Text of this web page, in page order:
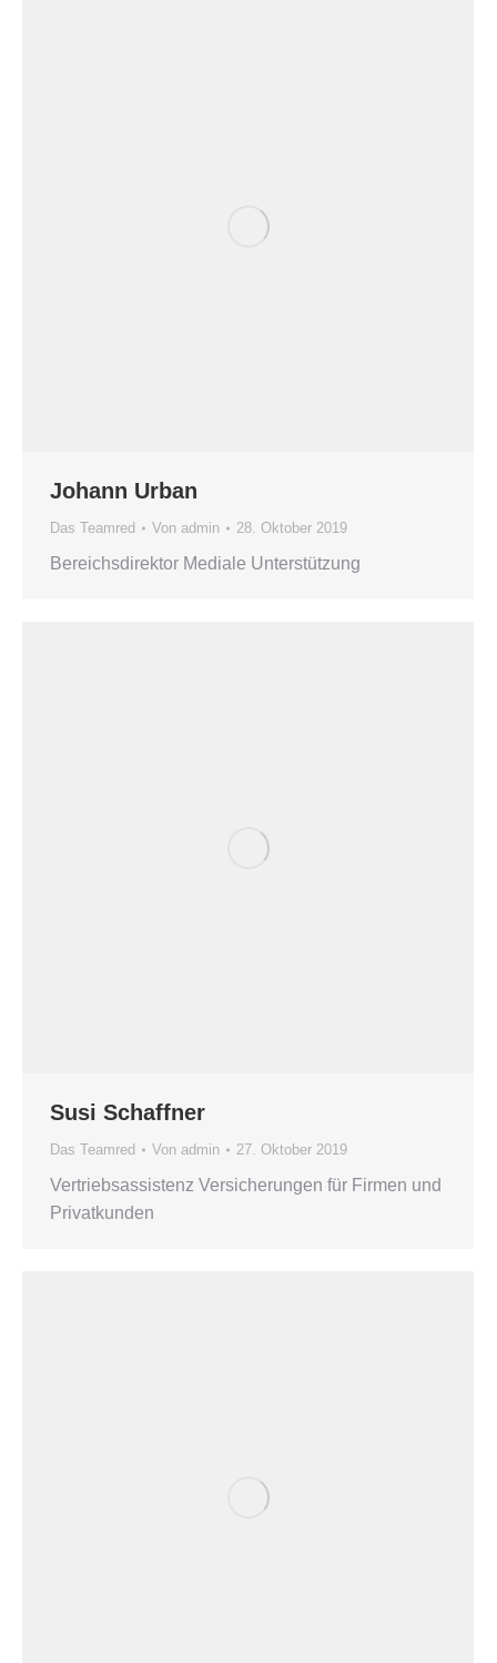
Johann Urban
Das Teamred Von admin 28. Oktober 2019
Bereichsdirektor Mediale Unterstützung
Susi Schaffner
Das Teamred Von admin 27. Oktober 2019
Vertriebsassistenz Versicherungen für Firmen und
Privatkunden